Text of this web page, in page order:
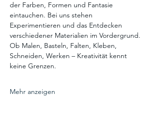
der Farben, Formen und Fantasie
eintauchen. Bei uns stehen
Experimentieren und das Entdecken
verschiedener Materialien im Vordergrund.
Ob Malen, Basteln, Falten, Kleben,
Schneiden, Werken – Kreativität kennt
keine Grenzen.
Mehr anzeigen